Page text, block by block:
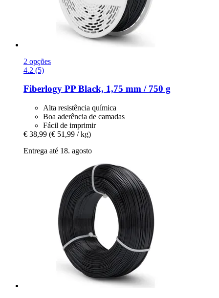
2 opções
4.2 (5)
Fiberlogy PP Black, 1,75 mm / 750 g
Alta resistência química
Boa aderência de camadas
Fácil de imprimir
€ 38,99 (€ 51,99 / kg)
Entrega até 18. agosto